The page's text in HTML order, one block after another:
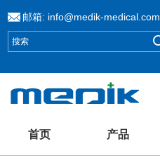
邮箱: info@medik-medical.com
首页 产品